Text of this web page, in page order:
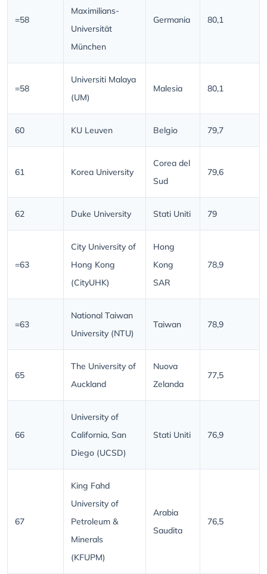
=58
Maximilians-
Universität
München
Germania 80,1
=58
Universiti Malaya
(UM)
Malesia 80,1
60 KU Leuven Belgio 79,7
61 Korea University
Corea del
Sud
79,6
62 Duke University Stati Uniti 79
=63
City University of
Hong Kong
(CityUHK)
Hong
Kong
SAR
78,9
=63
National Taiwan
University (NTU)
Taiwan 78,9
65
The University of
Auckland
Nuova
Zelanda
77,5
66
University of
California, San
Diego (UCSD)
Stati Uniti 76,9
67
King Fahd
University of
Petroleum &
Minerals
(KFUPM)
Arabia
Saudita
76,5